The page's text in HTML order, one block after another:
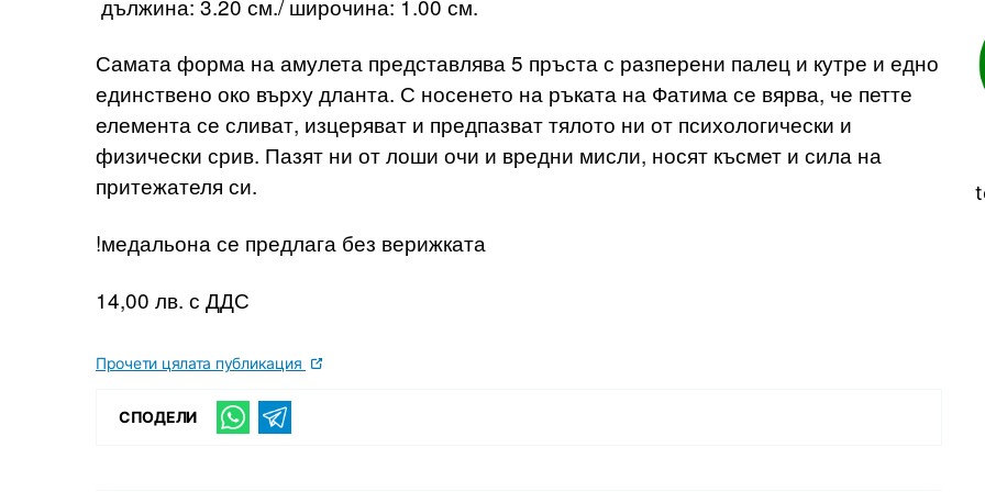
Самата форма на амулета представлява 5 пръста с разперени палец и кутре и едно
единствено око върху дланта. С носенето на ръката на Фатима се вярва, че петте
елемента се сливат, изцеряват и предпазват тялото ни от психологически и
физически срив. Пазят ни от лоши очи и вредни мисли, носят късмет и сила на
притежателя си.
!медальона се предлага без верижката
14,00 лв. с ДДС
Прочети цялата публикация
СПОДЕЛИ